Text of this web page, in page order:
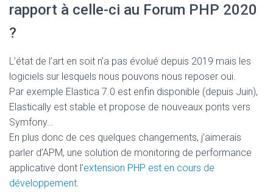
rapport à celle-ci au Forum PHP 2020
?
L’état de l’art en soit n’a pas évolué depuis 2019 mais les
logiciels sur lesquels nous pouvons nous reposer oui.
Par exemple Elastica 7.0 est enfin disponible (depuis Juin),
Elastically est stable et propose de nouveaux ponts vers
Symfony…
En plus donc de ces quelques changements, j’aimerais
parler d’APM, une solution de monitoring de performance
applicative dont l’extension PHP est en cours de
développement.